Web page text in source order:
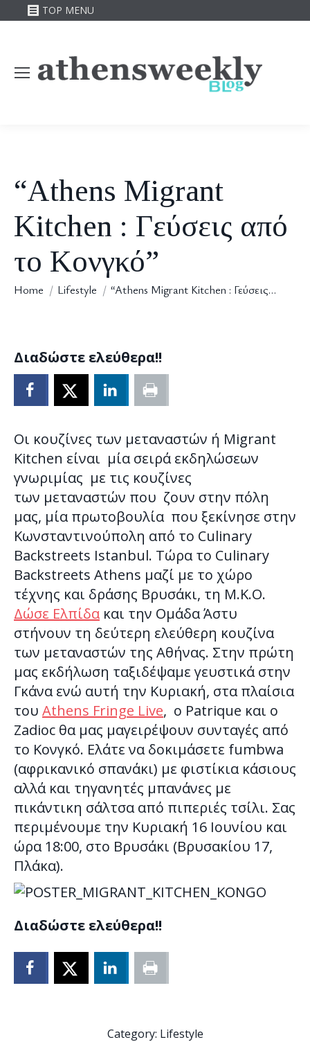
TOP MENU
“Athens Migrant
Kitchen : Γεύσεις από
το Κονγκό”
You are here:
Home Lifestyle “Athens Migrant Kitchen : Γεύσεις…
Διαδώστε ελεύθερα!!
Οι κουζίνες των μεταναστών ή Migrant
Kitchen είναι μία σειρά εκδηλώσεων
γνωριμίας με τις κουζίνες
των μεταναστών που ζουν στην πόλη
μας, μία πρωτοβουλία που ξεκίνησε στην
Κωνσταντινούπολη από το Culinary
Backstreets Istanbul. Τώρα το Culinary
Backstreets Athens μαζί με το χώρο
τέχνης και δράσης Βρυσάκι, τη Μ.Κ.Ο.
Δώσε Ελπίδα και την Ομάδα Άστυ
στήνουν τη δεύτερη ελεύθερη κουζίνα
των μεταναστών της Αθήνας. Στην πρώτη
μας εκδήλωση ταξιδέψαμε γευστικά στην
Γκάνα ενώ αυτή την Κυριακή, στα πλαίσια
του Athens Fringe Live, ο Patrique και ο
Zadioc θα μας μαγειρέψουν συνταγές από
το Κονγκό. Ελάτε να δοκιμάσετε fumbwa
(αφρικανικό σπανάκι) με φιστίκια κάσιους
αλλά και τηγανητές μπανάνες με
πικάντικη σάλτσα από πιπεριές τσίλι. Σας
περιμένουμε την Κυριακή 16 Ιουνίου και
ώρα 18:00, στο Βρυσάκι (Βρυσακίου 17,
Πλάκα).
Διαδώστε ελεύθερα!!
Category: Lifestyle